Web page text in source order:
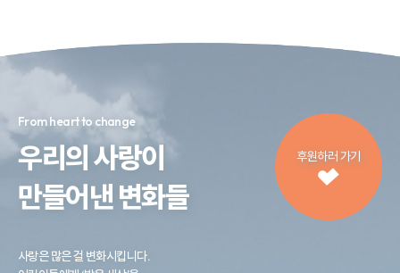
From heart to change
우리의 사랑이
만들어낸 변화들
후원하러 가기
사랑은 많은 걸 변화시킵니다.